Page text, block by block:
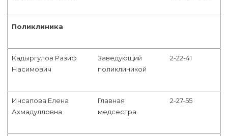
Поликлиника
Кадыргулов Разиф
Насимович
Заведующий
поликлиникой
2-22-41
Инсапова Елена
Ахмадулловна
Главная
медсестра
2-27-55